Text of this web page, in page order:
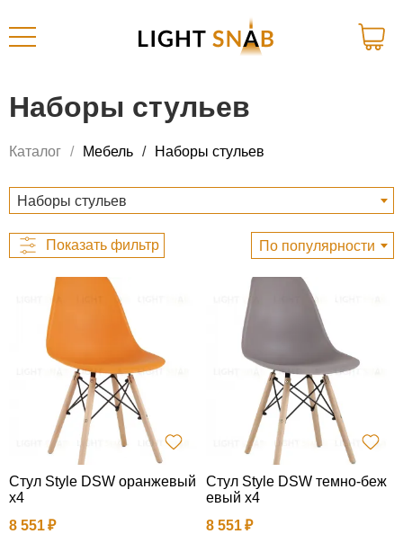
Наборы стульев
Каталог Мебель Наборы стульев
Наборы стульев
По популярности
Стул Style DSW оранжевый
x4
8 551
Стул Style DSW темно-беж
евый x4
8 551